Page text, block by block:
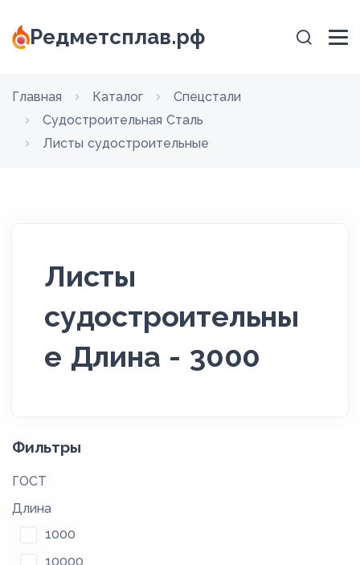
Редметсплав.рф
Главная Каталог
Спецстали
Судостроительная Сталь
Листы судостроительные
Листы
судостроительны
е Длина - 3000
Фильтры
ГОСТ
Длина
1000
10000